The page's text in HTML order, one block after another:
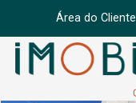
Área do Cliente